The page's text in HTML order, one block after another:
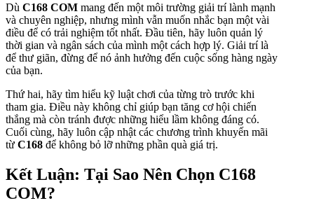
Dù C168 COM mang đến một môi trường giải trí lành mạnh
và chuyên nghiệp, nhưng mình vẫn muốn nhắc bạn một vài
điều để có trải nghiệm tốt nhất. Đầu tiên, hãy luôn quản lý
thời gian và ngân sách của mình một cách hợp lý. Giải trí là
để thư giãn, đừng để nó ảnh hưởng đến cuộc sống hàng ngày
của bạn.
Thứ hai, hãy tìm hiểu kỹ luật chơi của từng trò trước khi
tham gia. Điều này không chỉ giúp bạn tăng cơ hội chiến
thắng mà còn tránh được những hiểu lầm không đáng có.
Cuối cùng, hãy luôn cập nhật các chương trình khuyến mãi
từ C168 để không bỏ lỡ những phần quà giá trị.
Kết Luận: Tại Sao Nên Chọn C168
COM?